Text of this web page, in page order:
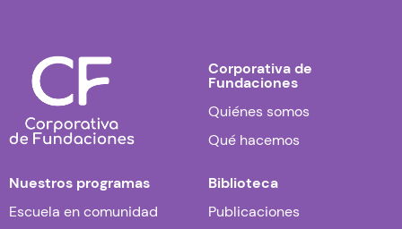
Corporativa de
Fundaciones
Quiénes somos
Qué hacemos
Nuestros programas
Escuela en comunidad
Biblioteca
Publicaciones